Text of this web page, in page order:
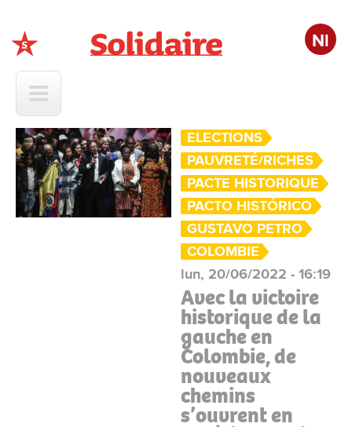
Nl
ELECTIONS
PAUVRETÉ/RICHES
PACTE HISTORIQUE
PACTO HISTÓRICO
GUSTAVO PETRO
COLOMBIE
lun, 20/06/2022 - 16:19
Avec la victoire
historique de la
gauche en
Colombie, de
nouveaux
chemins
s’ouvrent en